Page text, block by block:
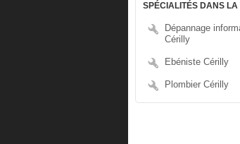
SPÉCIALITÉS DANS LA
Dépannage
Cérilly
Ebéniste Cérilly
Plombier Cérilly